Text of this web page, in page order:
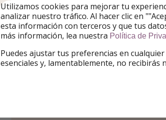
Utilizamos cookies para mejorar tu
analizar nuestro tráfico. Al hacer clic en
esta información con terceros y que tus
más información, lea nuestra Política de
Puedes ajustar tus preferencias en
esenciales y, lamentablemente, no recibirás